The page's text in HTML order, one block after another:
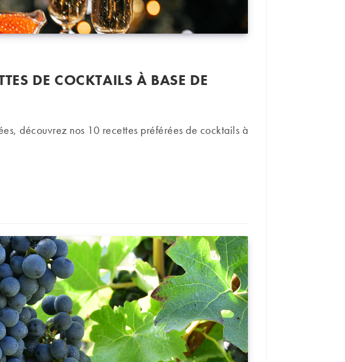
DE COCKTAILS À BASE DE
découvrez nos 10 recettes préférées de cocktails à
cocktails à base de champagne